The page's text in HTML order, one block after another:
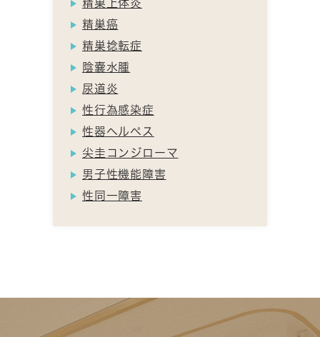
精巣上体炎
精巣癌
精巣捻転症
陰嚢水腫
尿道炎
性行為感染症
性器ヘルペス
尖圭コンジローマ
男子性機能障害
性同一障害